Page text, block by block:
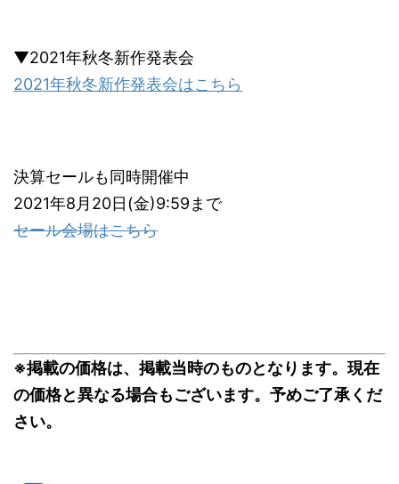
▼2021年秋冬新作発表会
2021年秋冬新作発表会はこちら
決算セールも同時開催中
2021年8月20日(金)9:59まで
セール会場はこちら
※掲載の価格は、掲載当時のものとなります。現在
の価格と異なる場合もございます。予めご了承くだ
さい。